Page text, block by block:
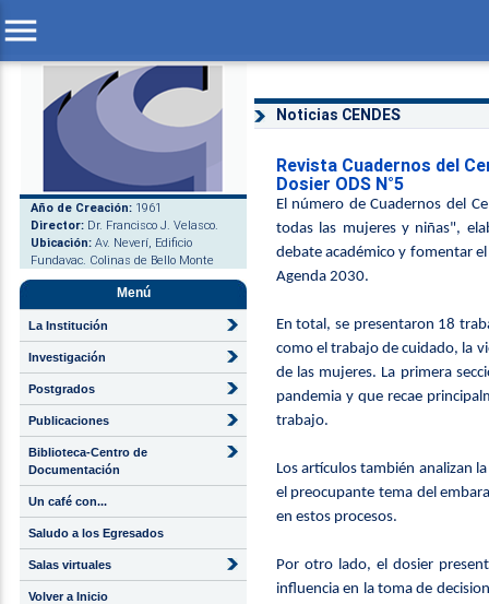
menu
Año de Creación: 1961
Director: Dr. Francisco J. Velasco.
Ubicación: Av. Neverí, Edificio
Fundavac. Colinas de Bello Monte
Menú
La Institución
Investigación
Postgrados
Publicaciones
Biblioteca-Centro de
Documentación
Un café con...
Saludo a los Egresados
Salas virtuales
Volver a Inicio
Noticias CENDES
Revista Cuadernos del
Dosier ODS N°5
El número de Cuadernos del
todas las mujeres y niñas",
debate académico y fomentar
Agenda 2030.
En total, se presentaron 18
como el trabajo de cuidado, la
de las mujeres. La primera
pandemia y que recae
trabajo.
Los artículos también analizan
el preocupante tema del
en estos procesos.
Por otro lado, el dosier
influencia en la toma de